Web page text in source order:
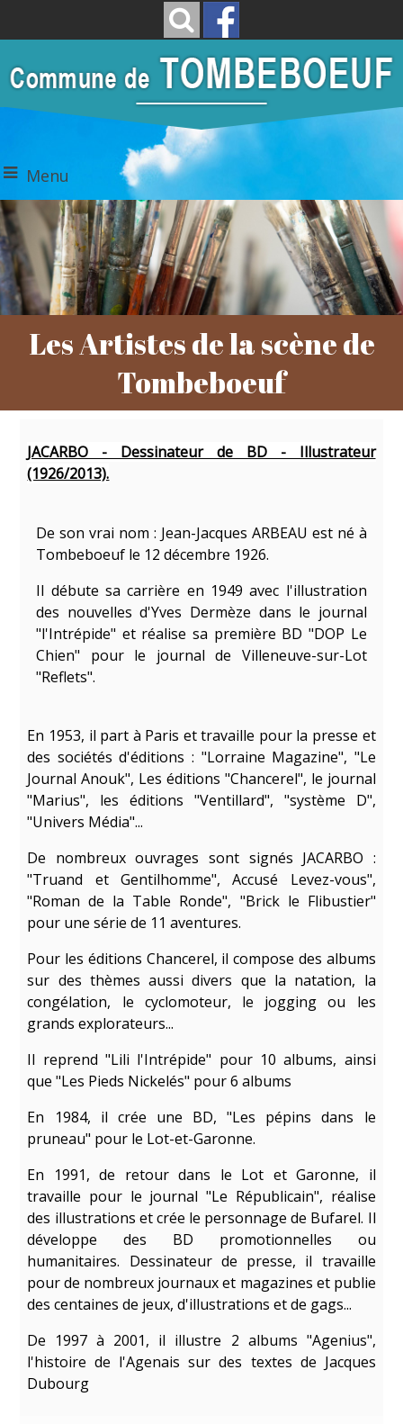
Menu
Les Artistes de la scène de
Tombeboeuf
JACARBO - Dessinateur de BD - Illustrateur
(1926/2013).
De son vrai nom : Jean-Jacques ARBEAU est né à
Tombeboeuf le 12 décembre 1926.
Il débute sa carrière en 1949 avec l'illustration
des nouvelles d'Yves Dermèze dans le journal
"l'Intrépide" et réalise sa première BD "DOP Le
Chien" pour le journal de Villeneuve-sur-Lot
"Reflets".
En 1953, il part à Paris et travaille pour la presse et
des sociétés d'éditions : "Lorraine Magazine", "Le
Journal Anouk", Les éditions "Chancerel", le journal
"Marius", les éditions "Ventillard", "système D",
"Univers Média"...
De nombreux ouvrages sont signés JACARBO :
"Truand et Gentilhomme", Accusé Levez-vous",
"Roman de la Table Ronde", "Brick le Flibustier"
pour une série de 11 aventures.
Pour les éditions Chancerel, il compose des albums
sur des thèmes aussi divers que la natation, la
congélation, le cyclomoteur, le jogging ou les
grands explorateurs...
Il reprend "Lili l'Intrépide" pour 10 albums, ainsi
que "Les Pieds Nickelés" pour 6 albums
En 1984, il crée une BD, "Les pépins dans le
pruneau" pour le Lot-et-Garonne.
En 1991, de retour dans le Lot et Garonne, il
travaille pour le journal "Le Républicain", réalise
des illustrations et crée le personnage de Bufarel. Il
développe des BD promotionnelles ou
humanitaires. Dessinateur de presse, il travaille
pour de nombreux journaux et magazines et publie
des centaines de jeux, d'illustrations et de gags...
De 1997 à 2001, il illustre 2 albums "Agenius",
l'histoire de l'Agenais sur des textes de Jacques
Dubourg